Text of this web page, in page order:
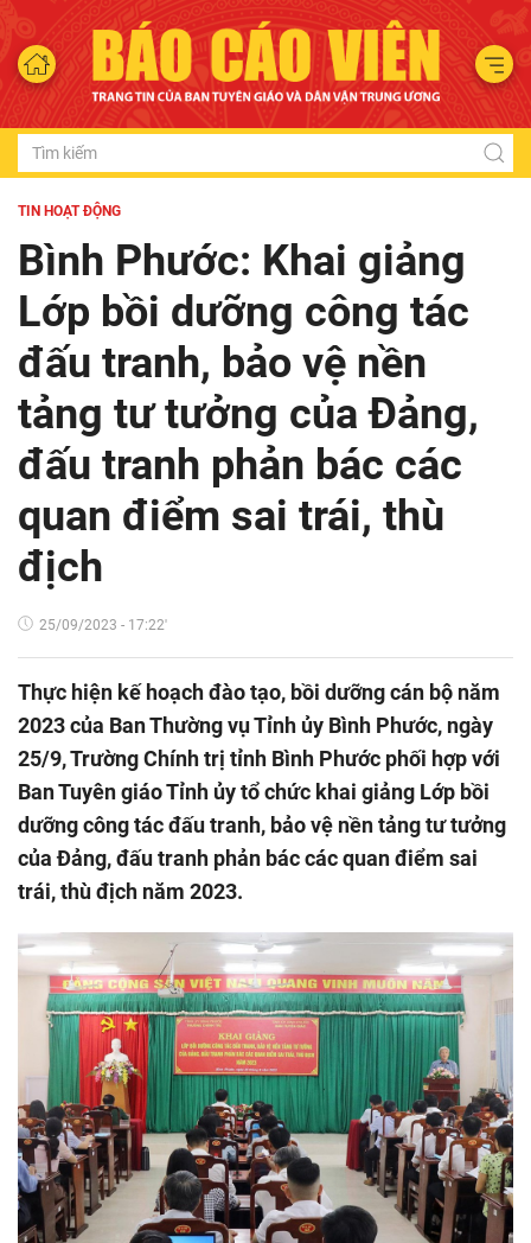
TIN HOẠT ĐỘNG
Bình Phước: Khai giảng
Lớp bồi dưỡng công tác
đấu tranh, bảo vệ nền
tảng tư tưởng của Đảng,
đấu tranh phản bác các
quan điểm sai trái, thù
địch
25/09/2023 - 17:22'
Thực hiện kế hoạch đào tạo, bồi dưỡng cán bộ năm
2023 của Ban Thường vụ Tỉnh ủy Bình Phước, ngày
25/9, Trường Chính trị tỉnh Bình Phước phối hợp với
Ban Tuyên giáo Tỉnh ủy tổ chức khai giảng Lớp bồi
dưỡng công tác đấu tranh, bảo vệ nền tảng tư tưởng
của Đảng, đấu tranh phản bác các quan điểm sai
trái, thù địch năm 2023.